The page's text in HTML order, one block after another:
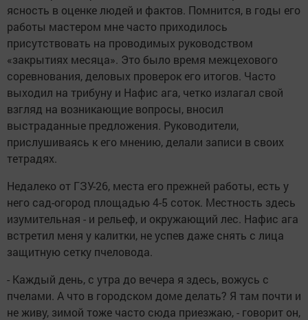
ясность в оценке людей и фактов. Помнится, в годы его
работы мастером мне часто приходилось
присутствовать на проводимых руководством
«закрытиях месяца». Это было время межцехового
соревнования, деловых проверок его итогов. Часто
выходил на трибуну и Нафис ага, четко излагал свой
взгляд на возникающие вопросы, вносил
выстраданные предложения. Руководители,
прислушиваясь к его мнению, делали записи в своих
тетрадях.
Недалеко от ГЗУ-26, места его прежней работы, есть у
него сад-огород площадью 4-5 соток. Местность здесь
изумительная - и рельеф, и окружающий лес. Нафис ага
встретил меня у калитки, не успев даже снять с лица
защитную сетку пчеловода.
- Каждый день, с утра до вечера я здесь, вожусь с
пчелами. А что в городском доме делать? Я там почти и
не живу, зимой тоже часто сюда приезжаю, - говорит он,